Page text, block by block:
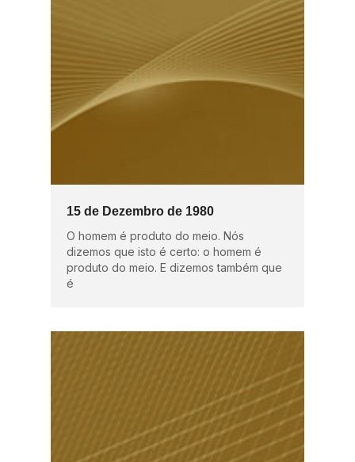
15 de Dezembro de 1980
O homem é produto do meio. Nós
dizemos que isto é certo: o homem é
produto do meio. E dizemos também que
é